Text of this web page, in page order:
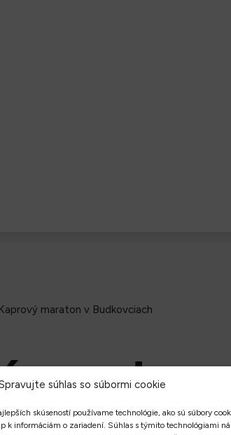
súhlas so súbormi cookie
skúseností používame technológie, ako sú súbory
k informáciám o zariadení. Súhlas s týmito technológiami
maraton v Budkovciach
maraton